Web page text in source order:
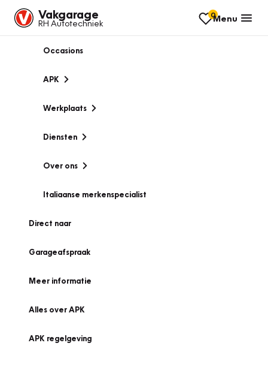
Vakgarage
RH Autotechniek
0Menu
Occasions
APK
Werkplaats
Diensten
Over ons
Italiaanse merkenspecialist
Direct naar
Garageafspraak
Meer informatie
Alles over APK
APK regelgeving